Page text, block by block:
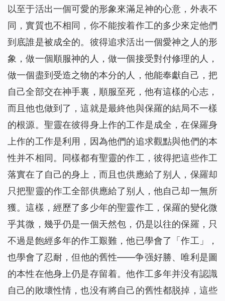
以至于活出一個可愛的形象來滿足神的心意，外表不
同，實質也不相同，你不能按着作工的多少來定他們
到底誰是被成全的。彼得追求活出一個愛神之人的形
象，做一個順服神的人，做一個接受對付修理的人，
做一個盡到受造之物的本分的人，他能奉獻自己，把
自己全部交在神手裏，順服至死，他有這樣的心志，
而且他也做到了，這就是最終他與保羅的結局不一樣
的根源。聖靈在彼得身上作的工作是成全，在保羅身
上作的工作是利用，因為他們的追求觀點與他們的本
性并不相同。同樣都有聖靈的作工，彼得把這些作工
落實在了自己的身上，而且也供應給了别人，保羅却
只把聖靈的作工全部供應給了别人，他自己却一無所
獲。這樣，經歷了多少年的聖靈作工，保羅的變化微
乎其微，幾乎仍是一個天然包，仍是以往的保羅，只
不過是飽經多年的作工艱難，他已學會了「作工」，
也學會了忍耐，但他的舊性——争强好勝、唯利是圖
的本性在他身上仍是存留着。他作工多年并没有認識
自己的敗壞性情，也没有將自己的舊性都脱掉，這些